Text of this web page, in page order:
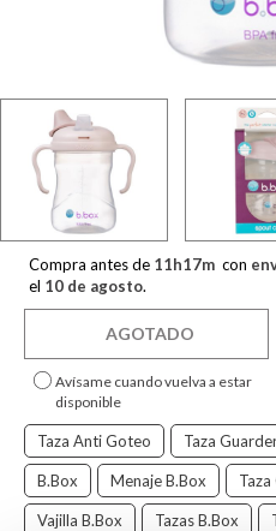
Compra antes de 11h17m con
el 10 de agosto.
Avísame cuando vuelva a estar
disponible
AGOTADO
Taza Anti Goteo Taza
B.Box Menaje B.Box
Vajilla B.Box Tazas B.Box